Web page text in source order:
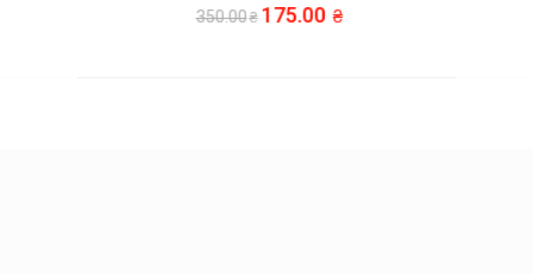
350.00 175.00